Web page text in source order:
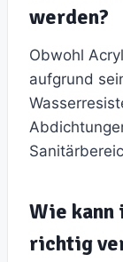
werden?
Obwohl
aufgrund
Wie
richtig